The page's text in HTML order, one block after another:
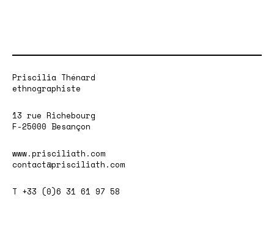
Priscilia Thénard
ethnographiste
13 rue Richebourg
F-25000 Besançon
www.prisciliath.com
contact@prisciliath.com
T +33 (0)6 31 61 97 58